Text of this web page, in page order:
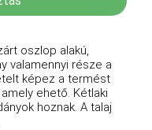
oszlop alakú,
valamennyi része a
képez a termést
ehető. Kétlaki
hoznak. A talaj